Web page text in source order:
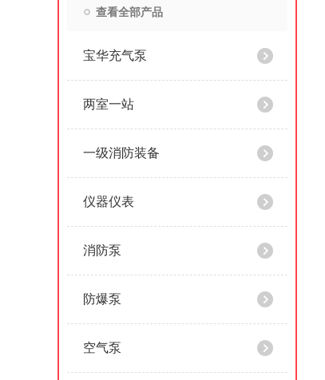
查看全部产品
宝华充气泵
两室一站
一级消防装备
仪器仪表
消防泵
防爆泵
空气泵